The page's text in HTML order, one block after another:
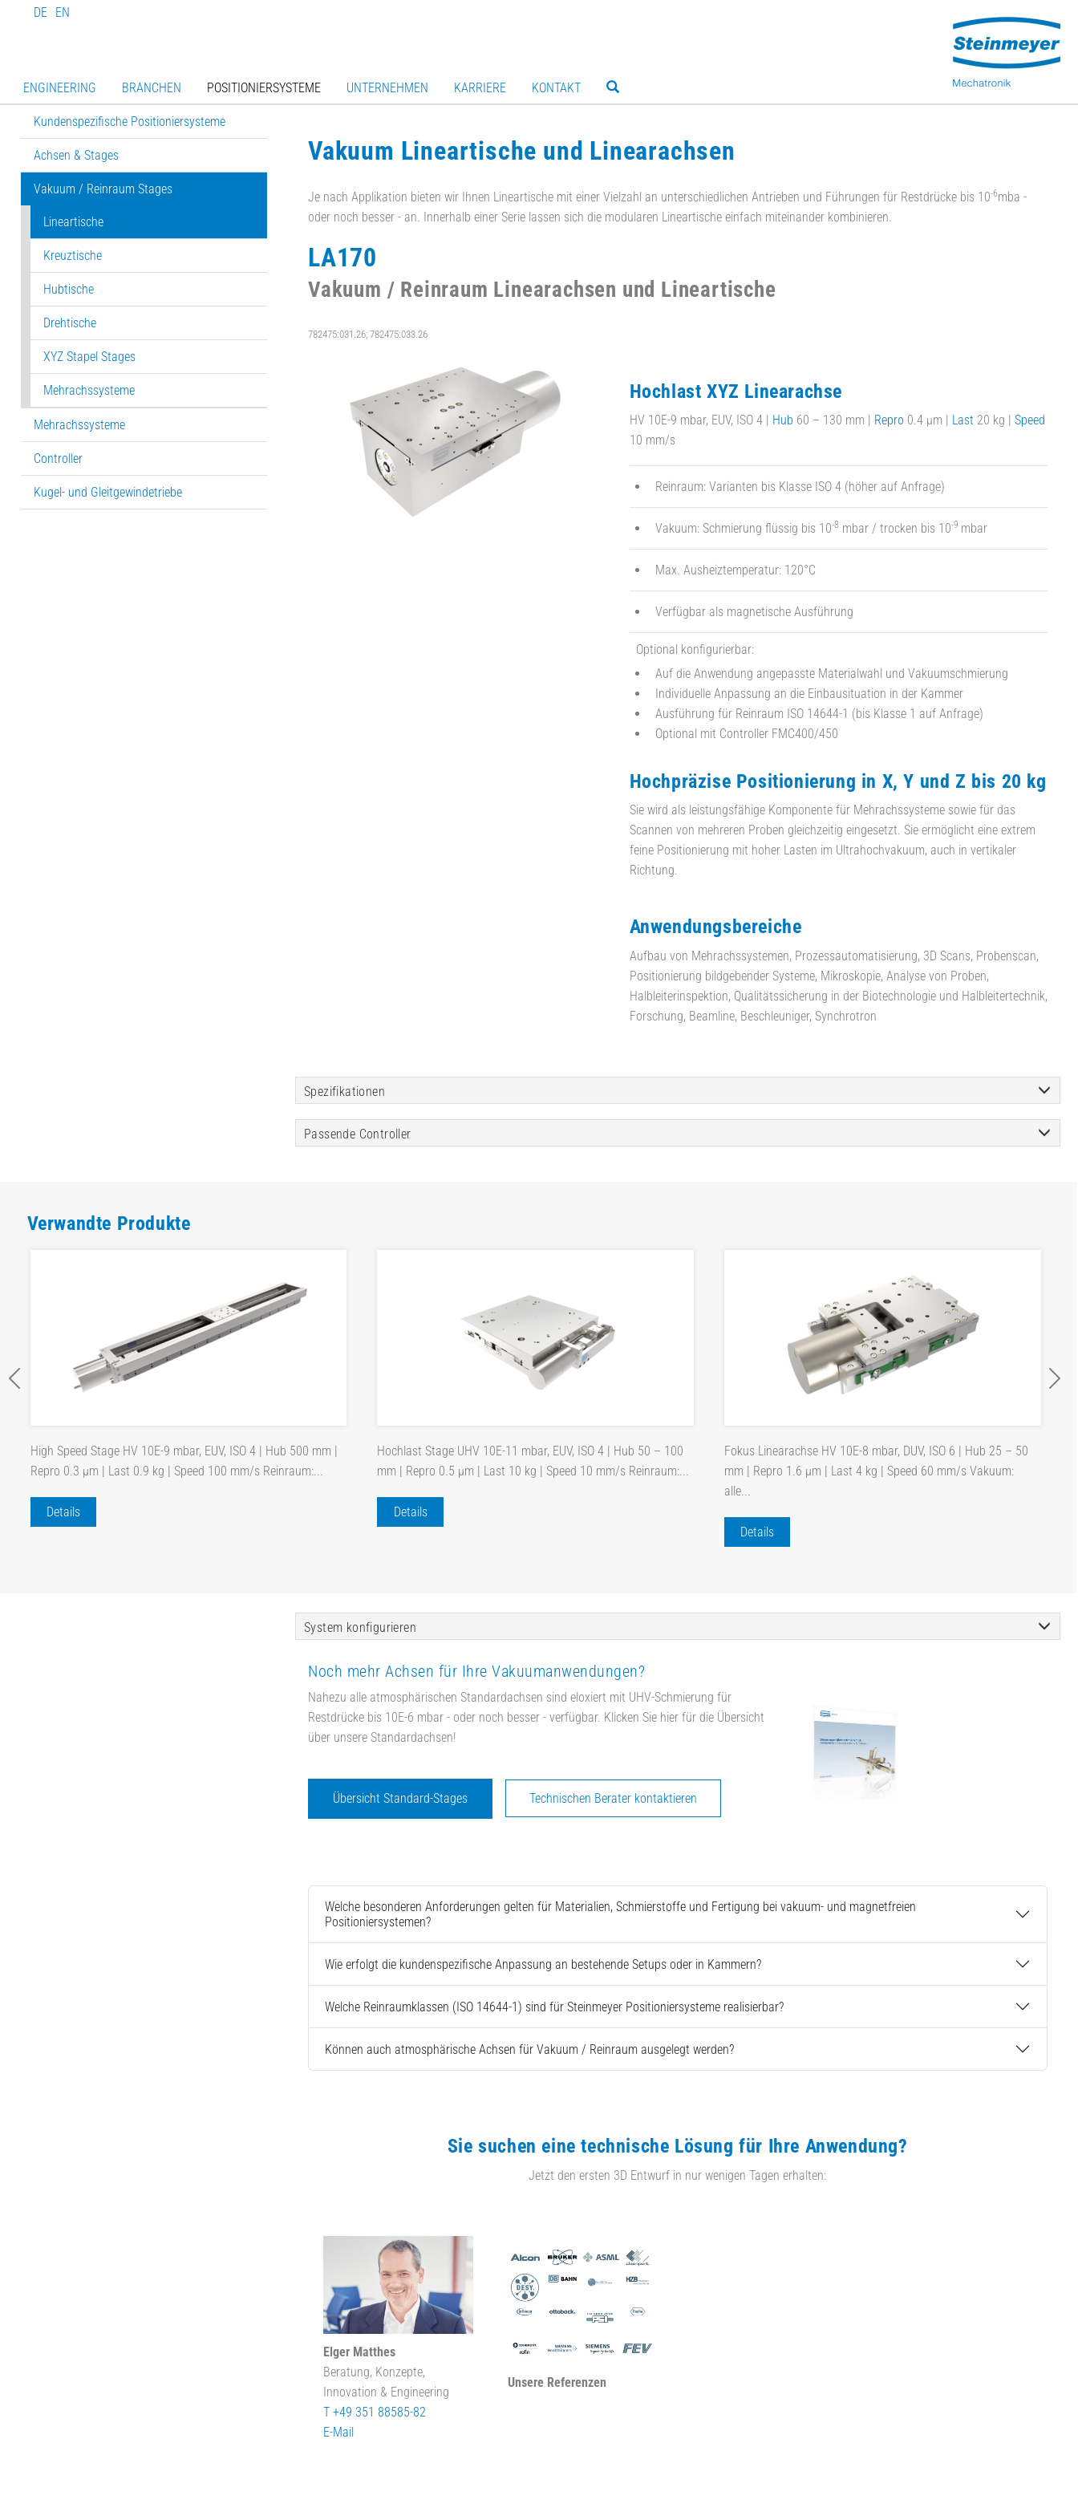
DE EN
ENGINEERING BRANCHEN POSITIONIERSYSTEME UNTERNEHMEN KARRIERE KONTAKT
Kundenspezifische Positioniersysteme
Achsen & Stages
Vakuum / Reinraum Stages
Lineartische
Kreuztische
Hubtische
Drehtische
XYZ Stapel Stages
Mehrachssysteme
Mehrachssysteme
Controller
Kugel- und Gleitgewindetriebe
Vakuum Lineartische und Linearachsen
Je nach Applikation bieten wir Ihnen Lineartische mit einer Vielzahl an unterschiedlichen Antrieben und Führungen für Restdrücke bis 10-6mba -
oder noch besser - an. Innerhalb einer Serie lassen sich die modularen Lineartische einfach miteinander kombinieren.
LA170
Vakuum / Reinraum Linearachsen und Lineartische
782475:031.26; 782475:033.26
Hochlast XYZ Linearachse
HV 10E-9 mbar, EUV, ISO 4 | Hub 60 – 130 mm | Repro 0.4 µm | Last 20 kg | Speed
10 mm/s
Reinraum: Varianten bis Klasse ISO 4 (höher auf Anfrage)
Vakuum: Schmierung flüssig bis 10-8 mbar / trocken bis 10-9 mbar
Max. Ausheiztemperatur: 120°C
Verfügbar als magnetische Ausführung
Optional konfigurierbar:
Auf die Anwendung angepasste Materialwahl und Vakuumschmierung
Individuelle Anpassung an die Einbausituation in der Kammer
Ausführung für Reinraum ISO 14644-1 (bis Klasse 1 auf Anfrage)
Optional mit Controller FMC400/450
Hochpräzise Positionierung in X, Y und Z bis 20 kg
Sie wird als leistungsfähige Komponente für Mehrachssysteme sowie für das
Scannen von mehreren Proben gleichzeitig eingesetzt. Sie ermöglicht eine extrem
feine Positionierung mit hoher Lasten im Ultrahochvakuum, auch in vertikaler
Richtung.
Anwendungsbereiche
Aufbau von Mehrachssystemen, Prozessautomatisierung, 3D Scans, Probenscan,
Positionierung bildgebender Systeme, Mikroskopie, Analyse von Proben,
Halbleiterinspektion, Qualitätssicherung in der Biotechnologie und Halbleitertechnik,
Forschung, Beamline, Beschleuniger, Synchrotron
Spezifikationen
Passende Controller
Verwandte Produkte
High Speed Stage HV 10E-9 mbar, EUV, ISO 4 | Hub 500 mm |
Repro 0.3 µm | Last 0.9 kg | Speed 100 mm/s Reinraum:...
Details
Hochlast Stage UHV 10E-11 mbar, EUV, ISO 4 | Hub 50 – 100
mm | Repro 0.5 µm | Last 10 kg | Speed 10 mm/s Reinraum:...
Details
Fokus Linearachse HV 10E-8 mbar, DUV, ISO 6 | Hub 25 – 50
mm | Repro 1.6 µm | Last 4 kg | Speed 60 mm/s Vakuum:
alle...
Details
System konfigurieren
Noch mehr Achsen für Ihre Vakuumanwendungen?
Nahezu alle atmosphärischen Standardachsen sind eloxiert mit UHV-Schmierung für
Restdrücke bis 10E-6 mbar - oder noch besser - verfügbar. Klicken Sie hier für die Übersicht
über unsere Standardachsen!
Übersicht Standard-Stages Technischen Berater kontaktieren
Welche besonderen Anforderungen gelten für Materialien, Schmierstoffe und Fertigung bei vakuum- und magnetfreien
Positioniersystemen?
Wie erfolgt die kundenspezifische Anpassung an bestehende Setups oder in Kammern?
Welche Reinraumklassen (ISO 14644-1) sind für Steinmeyer Positioniersysteme realisierbar?
Können auch atmosphärische Achsen für Vakuum / Reinraum ausgelegt werden?
Sie suchen eine technische Lösung für Ihre Anwendung?
Jetzt den ersten 3D Entwurf in nur wenigen Tagen erhalten:
Elger Matthes
Beratung, Konzepte,
Innovation & Engineering
T +49 351 88585-82
E-Mail
Unsere Referenzen